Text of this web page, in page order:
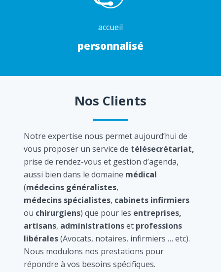
accueil
personnalisé
Nos Clients
Notre expertise nous permet aujourd’hui de
vous proposer un service de télésecrétariat,
prise de rendez-vous et gestion d’agenda,
aussi bien dans le domaine médical
(médecins généralistes,
médecins spécialistes, cabinets infirmiers
ou chirurgiens) que pour les entreprises,
artisans, administrationset professions
libérales(Avocats, notaires, infirmiers … etc).
Nous modulons nos prestations pour
répondre à vos besoins spécifiques.